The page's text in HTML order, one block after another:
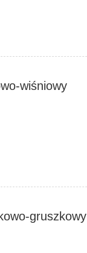
wiśniowy
gruszkowy